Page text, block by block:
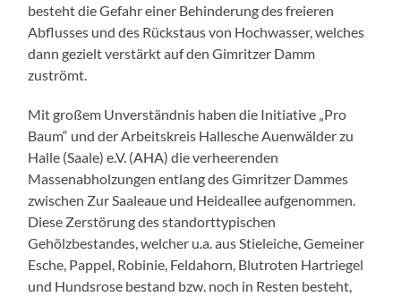
besteht die Gefahr einer Behinderung des freieren
Abflusses und des Rückstaus von Hochwasser, welches
dann gezielt verstärkt auf den Gimritzer Damm
zuströmt.
Mit großem Unverständnis haben die Initiative „Pro
Baum“ und der Arbeitskreis Hallesche Auenwälder zu
Halle (Saale) e.V. (AHA) die verheerenden
Massenabholzungen entlang des Gimritzer Dammes
zwischen Zur Saaleaue und Heideallee aufgenommen.
Diese Zerstörung des standorttypischen
Gehölzbestandes, welcher u.a. aus Stieleiche, Gemeiner
Esche, Pappel, Robinie, Feldahorn, Blutroten Hartriegel
und Hundsrose bestand bzw. noch in Resten besteht,